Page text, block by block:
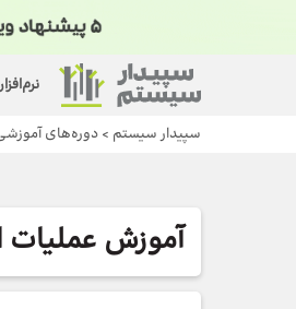
سپیدار سیستم > دوره‌های
آموزش عملیات